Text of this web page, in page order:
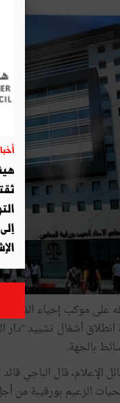
موكب إحياء الذكرى
انطلاق أشغال تشييد
بالجهة.
الإعلام، قال الباجي
الزعيم بورقيبة